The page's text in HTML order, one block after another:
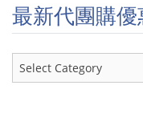
最新代團購優
最
新